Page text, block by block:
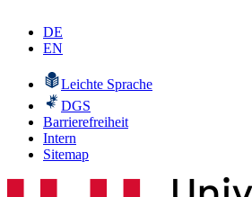
DE
EN
Leichte Sprache
DGS
Barrierefreiheit
Intern
Sitemap